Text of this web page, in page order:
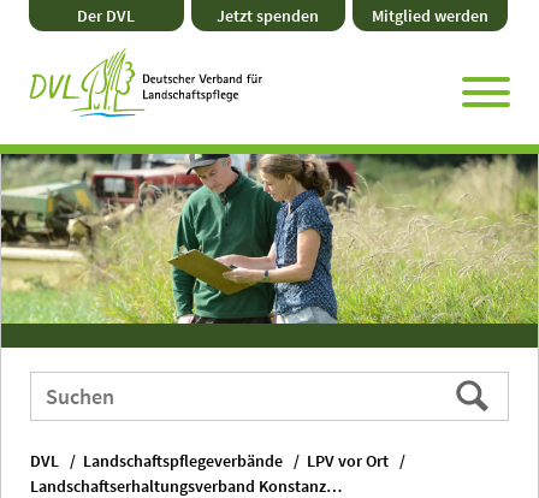
Direkt
zum
Zum
Hauptmenü
Zum
Seitenende
Zur
Website-
Der DVL Jetzt spenden Mitglied werden
Webauftritt
durchsuchen
Suchen
DVL Landschaftspflegeverbände
LPV vor Ort
Landschaftserhaltungsverband Konstanz e. V.